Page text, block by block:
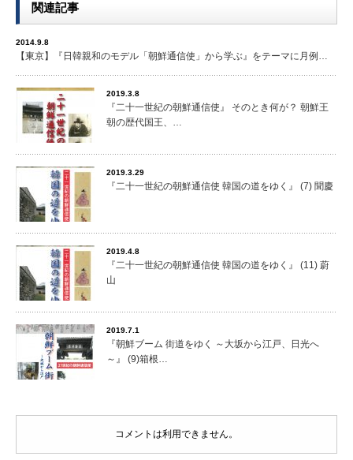
関連記事
2014.9.8
【東京】『日韓親和のモデル「朝鮮通信使」から学ぶ』をテーマに月例…
2019.3.8
『二十一世紀の朝鮮通信使』 そのとき何が？ 朝鮮王
朝の歴代国王、…
2019.3.29
『二十一世紀の朝鮮通信使 韓国の道をゆく』 (7) 聞慶
2019.4.8
『二十一世紀の朝鮮通信使 韓国の道をゆく』 (11) 蔚
山
2019.7.1
『朝鮮ブーム 街道をゆく ～大坂から江戸、日光へ
～』 (9)箱根…
コメントは利用できません。